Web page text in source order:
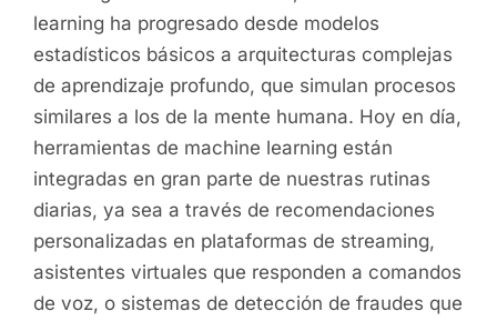
learning ha progresado desde modelos
estadísticos básicos a arquitecturas complejas
de aprendizaje profundo, que simulan procesos
similares a los de la mente humana. Hoy en día,
herramientas de machine learning están
integradas en gran parte de nuestras rutinas
diarias, ya sea a través de recomendaciones
personalizadas en plataformas de streaming,
asistentes virtuales que responden a comandos
de voz, o sistemas de detección de fraudes que